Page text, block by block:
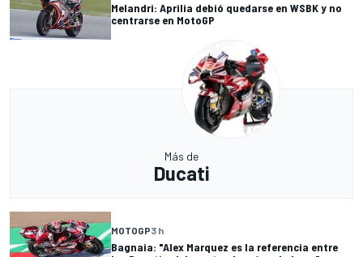
Melandri: Aprilia debió quedarse en WSBK y no
centrarse en MotoGP
Más de
Ducati
MOTOGP3 h
Bagnaia: "Alex Marquez es la referencia entre